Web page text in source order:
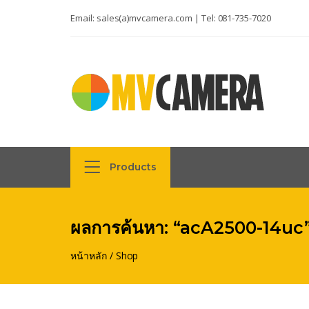
Email: sales(a)mvcamera.com | Tel: 081-735-7020
Products
ผลการค้นหา: “acA2500-
หน้าหลัก/ Shop